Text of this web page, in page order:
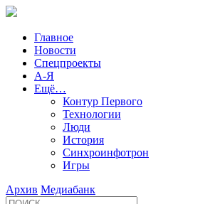
Главное
Новости
Спецпроекты
А-Я
Ещё…
Контур Первого
Технологии
Люди
История
Синхроинфотрон
Игры
Архив Медиабанк